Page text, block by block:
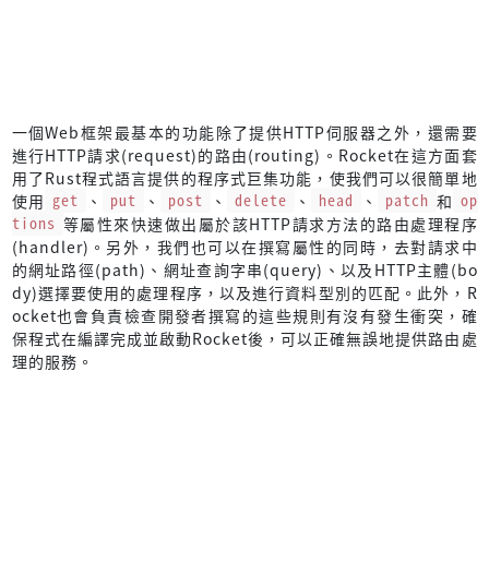
一個Web框架最基本的功能除了提供HTTP伺服器之外，還需要
進行HTTP請求(request)的路由(routing)。Rocket在這方面套
用了Rust程式語言提供的程序式巨集功能，使我們可以很簡單地
使用 get 、 put 、 post 、 delete 、 head 、 patch 和 op
tions 等屬性來快速做出屬於該HTTP請求方法的路由處理程序
(handler)。另外，我們也可以在撰寫屬性的同時，去對請求中
的網址路徑(path)、網址查詢字串(query)、以及HTTP主體(bo
dy)選擇要使用的處理程序，以及進行資料型別的匹配。此外，R
ocket也會負責檢查開發者撰寫的這些規則有沒有發生衝突，確
保程式在編譯完成並啟動Rocket後，可以正確無誤地提供路由處
理的服務。